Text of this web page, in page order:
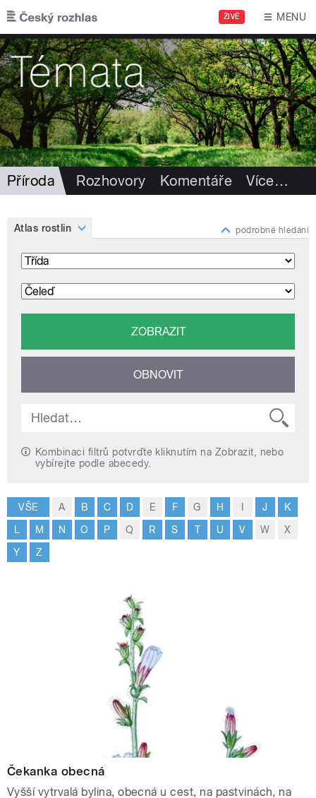
Přejít k hlavnímu obsahu
ŽIVĚ MENU
Příroda Rozhovory Komentáře Více…
Atlas rostlin podrobné hledání
Kombinaci filtrů potvrďte kliknutím na Zobrazit, nebo
vybírejte podle abecedy.
VŠE A B C D E F G H I J
K
L
M N O P Q R S T U V W
X
Y
Z
Čekanka obecná
Vyšší vytrvalá bylina, obecná u cest, na pastvinách, na